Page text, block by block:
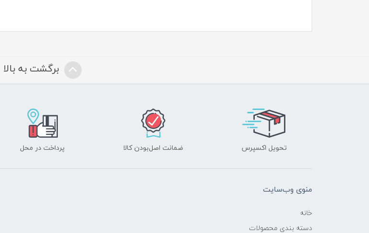
برگشت به بالا
تحویل اکسپرس ضمانت اصل‌بودن کالا پرداخت در محل
منوی وب‌سایت
خانه
دسته بندی محصولات